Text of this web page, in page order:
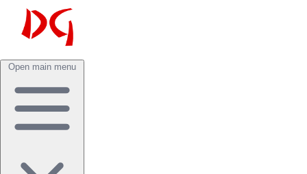
Open main menu